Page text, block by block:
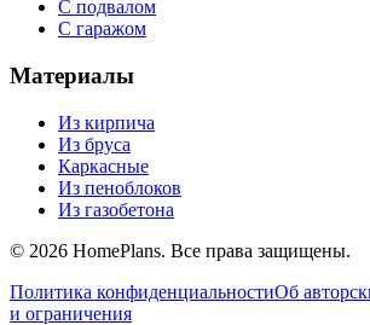
С подвалом
С гаражом
Материалы
Из кирпича
Из бруса
Каркасные
Из пеноблоков
Из газобетона
© 2026 HomePlans. Все права защищены.
Политика конфиденциальностиОб
и ограничения